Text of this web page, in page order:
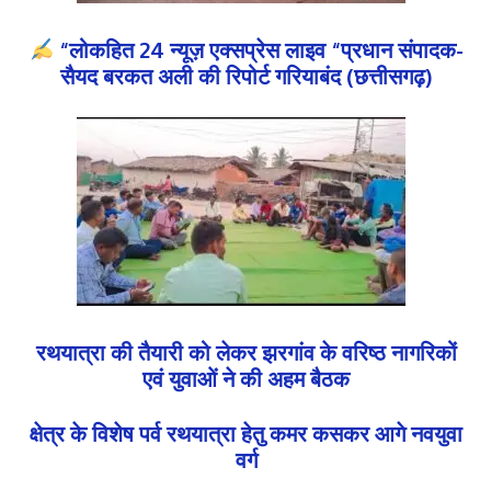
“लोकहित 24 न्यूज़ एक्सप्रेस लाइव “प्रधान संपादक-
सैयद बरकत अली की रिपोर्ट गरियाबंद (छत्तीसगढ़)
रथयात्रा की तैयारी को लेकर झरगांव के वरिष्ठ नागरिकों
एवं युवाओं ने की अहम बैठक
क्षेत्र के विशेष पर्व रथयात्रा हेतु कमर कसकर आगे नवयुवा
वर्ग